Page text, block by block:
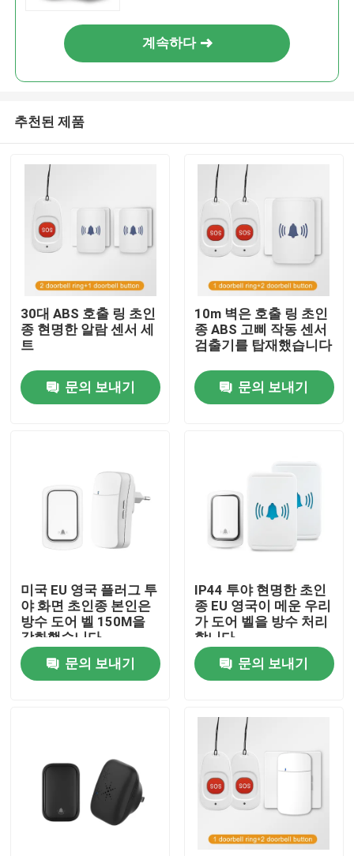
집
우리에 대하여
공장 여행
품질 관리
연락주세요
와이파이 스마트 스위치
계속하다
추천된 제품
30대 ABS 호출 링 초인
종 현명한 알람 센서 세
트
문의 보내기
10m 벽은 호출 링 초인
종 ABS 고삐 작동 센서
검출기를 탑재했습니다
문의 보내기
미국 EU 영국 플러그 투
야 화면 초인종 본인은
방수 도어 벨 150M을
강화했습니다
문의 보내기
IP44 투야 현명한 초인
종 EU 영국이 메운 우리
가 도어 벨을 방수 처리
합니다
문의 보내기